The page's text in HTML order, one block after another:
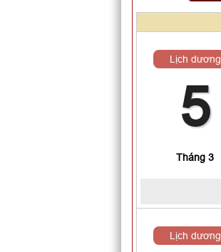
Lịch dương
5
Tháng 3
Lịch dương